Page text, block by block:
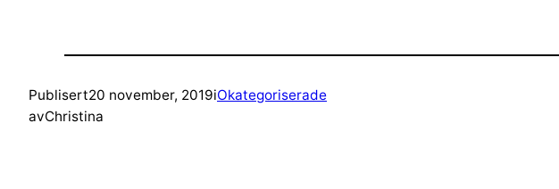
Publisert20 november, 2019iOkategoriserade
avChristina